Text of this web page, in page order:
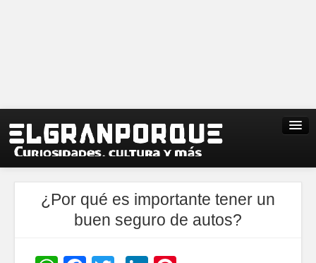
¿Por qué es importante tener un
buen seguro de autos?